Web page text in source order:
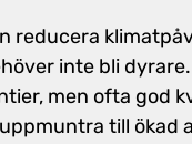
reducera
inte bli dyrare.
men ofta god
till